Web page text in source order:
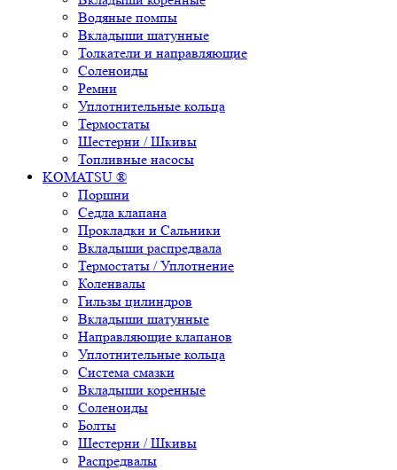
Водяные помпы
Вкладыши шатунные
Толкатели и направляющие
Соленоиды
Ремни
Уплотнительные кольца
Термостаты
Шестерни / Шкивы
Топливные насосы
KOMATSU ®
Поршни
Седла клапана
Прокладки и Сальники
Вкладыши распредвала
Термостаты / Уплотнение
Коленвалы
Гильзы цилиндров
Вкладыши шатунные
Направляющие клапанов
Уплотнительные кольца
Система смазки
Вкладыши коренные
Соленоиды
Болты
Шестерни / Шкивы
Распредвалы